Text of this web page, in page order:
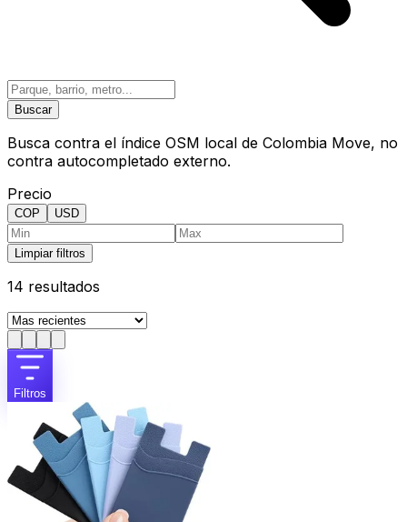
Buscar
Busca contra el índice OSM local de Colombia Move, no
contra autocompletado externo.
Precio
COP USD
Limpiar filtros
14 resultados
Filtros